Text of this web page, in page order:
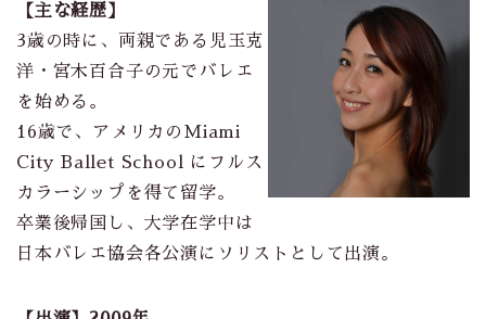
【主な経歴】
3歳の時に、両親である児玉克
洋・宮木百合子の元でバレエ
を始める。
16歳で、アメリカのMiami
City Ballet School にフルス
カラーシップを得て留学。
卒業後帰国し、大学在学中は
日本バレエ協会各公演にソリストとして出演。